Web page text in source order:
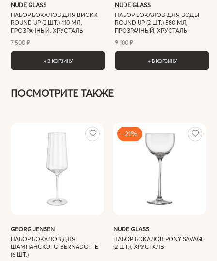
NUDE GLASS
НАБОР БОКАЛОВ ДЛЯ ВИСКИ
ROUND UP (2 ШТ.) 410 МЛ,
ПРОЗРАЧНЫЙ, ХРУСТАЛЬ
7 500 ₽
+ В КОРЗИНУ
NUDE GLASS
НАБОР БОКАЛОВ ДЛЯ ВОДЫ
ROUND UP (2 ШТ.) 580 МЛ,
ПРОЗРАЧНЫЙ, ХРУСТАЛЬ
9 100 ₽
+ В КОРЗИНУ
ПОСМОТРИТЕ ТАКЖЕ
GEORG JENSEN
НАБОР БОКАЛОВ ДЛЯ
ШАМПАНСКОГО BERNADOTTE
(6 ШТ.)
-21%
NUDE GLASS
НАБОР БОКАЛОВ PONY SAVAGE
(2 ШТ.), ХРУСТАЛЬ